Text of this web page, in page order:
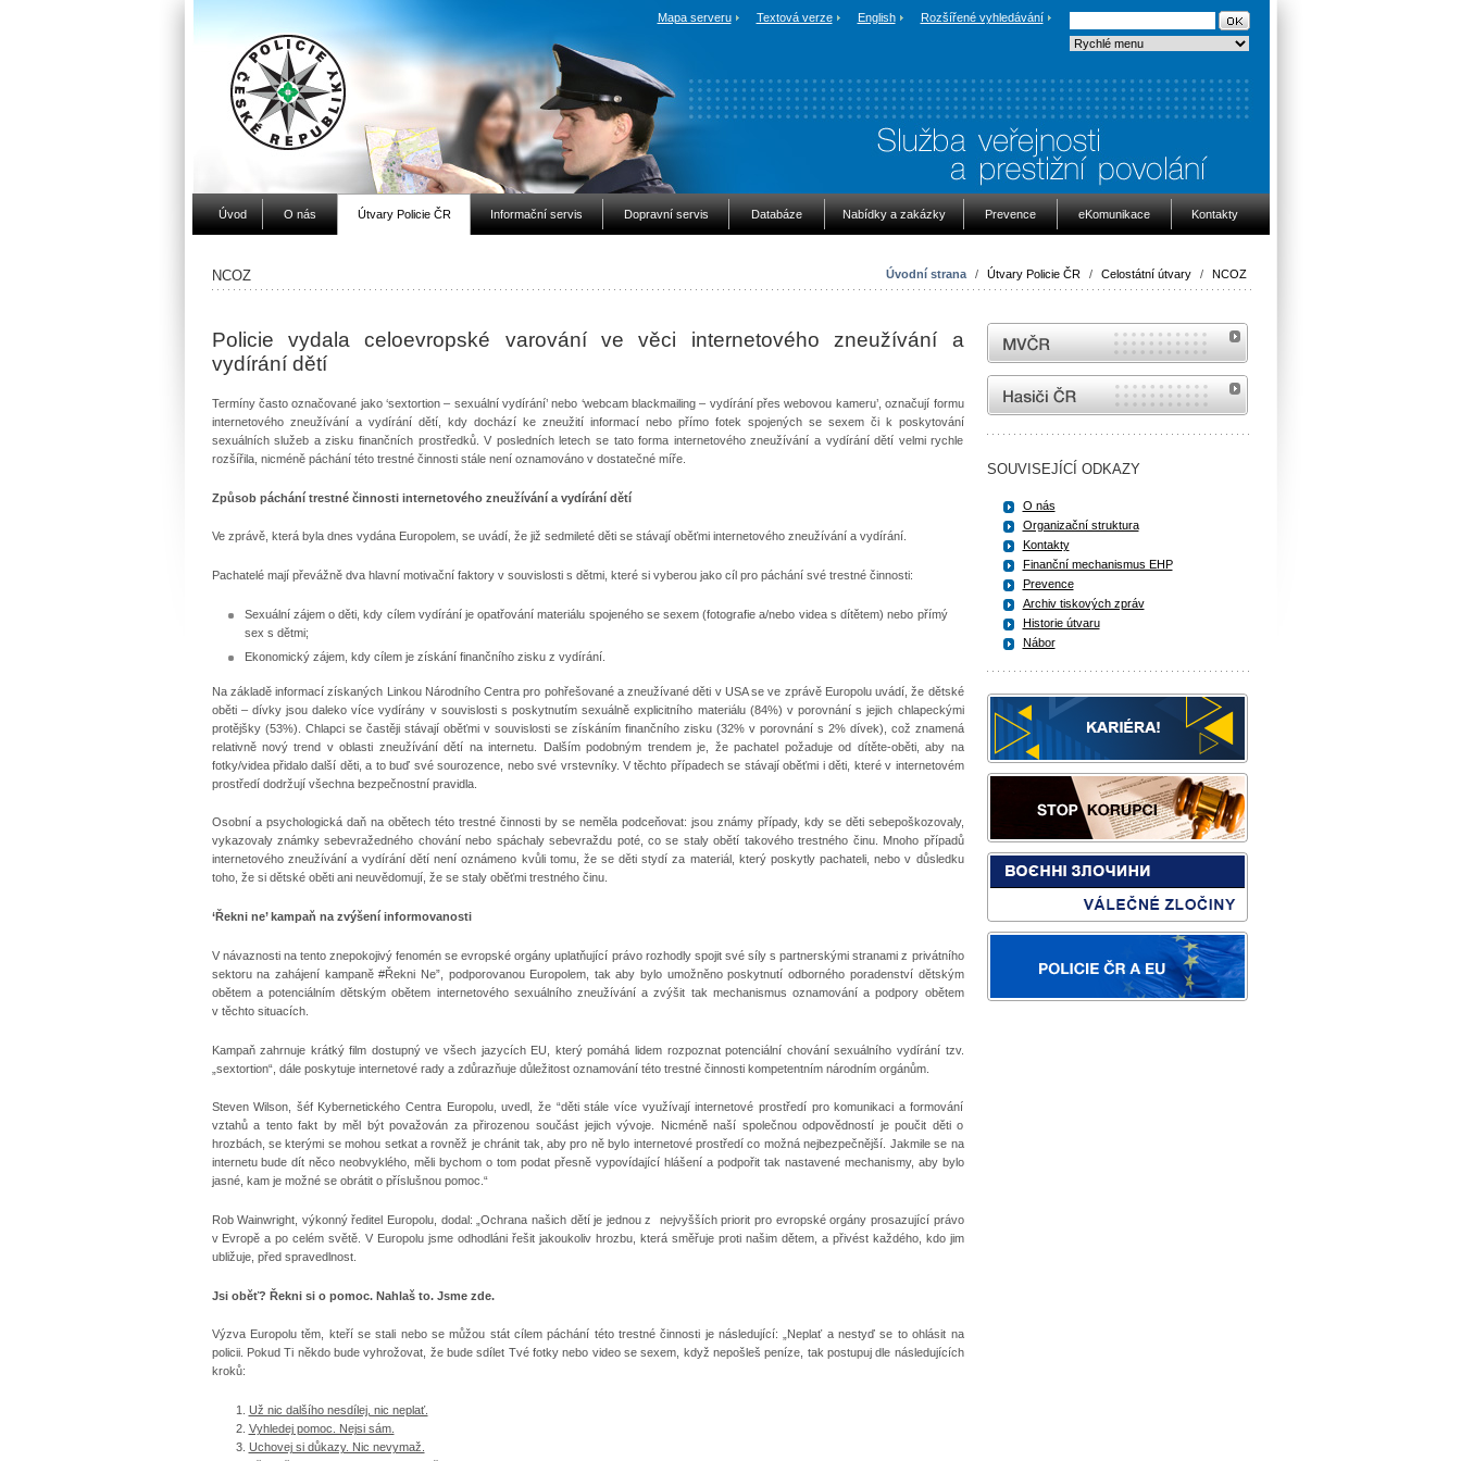
Mapa serveru Textová verze English Rozšířené vyhledávání
Úvod O nás Útvary Policie ČR Informační servis Dopravní servis Databáze Nabídky a zakázky Prevence eKomunikace Kontakty
Úvodní strana / Útvary Policie ČR / Celostátní útvary / NCOZ
NCOZ
Policie vydala celoevropské varování ve věci internetového zneužívání a
vydírání dětí
Termíny často označované jako ‘sextortion – sexuální vydírání’ nebo ‘webcam blackmailing – vydírání přes webovou kameru’, označují formu
internetového zneužívání a vydírání dětí, kdy dochází ke zneužití informací nebo přímo fotek spojených se sexem či k poskytování
sexuálních služeb a zisku finančních prostředků. V posledních letech se tato forma internetového zneužívání a vydírání dětí velmi rychle
rozšířila, nicméně páchání této trestné činnosti stále není oznamováno v dostatečné míře.
Způsob páchání trestné činnosti internetového zneužívání a vydírání dětí
Ve zprávě, která byla dnes vydána Europolem, se uvádí, že již sedmileté děti se stávají oběťmi internetového zneužívání a vydírání.
Pachatelé mají převážně dva hlavní motivační faktory v souvislosti s dětmi, které si vyberou jako cíl pro páchání své trestné činnosti:
Sexuální zájem o děti, kdy cílem vydírání je opatřování materiálu spojeného se sexem (fotografie a/nebo videa s dítětem) nebo přímý
sex s dětmi;
Ekonomický zájem, kdy cílem je získání finančního zisku z vydírání.
Na základě informací získaných Linkou Národního Centra pro pohřešované a zneužívané děti v USA se ve zprávě Europolu uvádí, že dětské
oběti – dívky jsou daleko více vydírány v souvislosti s poskytnutím sexuálně explicitního materiálu (84%) v porovnání s jejich chlapeckými
protějšky (53%). Chlapci se častěji stávají oběťmi v souvislosti se získáním finančního zisku (32% v porovnání s 2% dívek), což znamená
relativně nový trend v oblasti zneužívání dětí na internetu. Dalším podobným trendem je, že pachatel požaduje od dítěte-oběti, aby na
fotky/videa přidalo další děti, a to buď své sourozence, nebo své vrstevníky. V těchto případech se stávají oběťmi i děti, které v internetovém
prostředí dodržují všechna bezpečnostní pravidla.
Osobní a psychologická daň na obětech této trestné činnosti by se neměla podceňovat: jsou známy případy, kdy se děti sebepoškozovaly,
vykazovaly známky sebevražedného chování nebo spáchaly sebevraždu poté, co se staly obětí takového trestného činu. Mnoho případů
internetového zneužívání a vydírání dětí není oznámeno kvůli tomu, že se děti stydí za materiál, který poskytly pachateli, nebo v důsledku
toho, že si dětské oběti ani neuvědomují, že se staly oběťmi trestného činu.
‘Řekni ne’ kampaň na zvýšení informovanosti
V návaznosti na tento znepokojivý fenomén se evropské orgány uplatňující právo rozhodly spojit své síly s partnerskými stranami z privátního
sektoru na zahájení kampaně #Řekni Ne”, podporovanou Europolem, tak aby bylo umožněno poskytnutí odborného poradenství dětským
obětem a potenciálním dětským obětem internetového sexuálního zneužívání a zvýšit tak mechanismus oznamování a podpory obětem
v těchto situacích.
Kampaň zahrnuje krátký film dostupný ve všech jazycích EU, který pomáhá lidem rozpoznat potenciální chování sexuálního vydírání tzv.
„sextortion“, dále poskytuje internetové rady a zdůrazňuje důležitost oznamování této trestné činnosti kompetentním národním orgánům.
Steven Wilson, šéf Kybernetického Centra Europolu, uvedl, že “děti stále více využívají internetové prostředí pro komunikaci a formování
vztahů a tento fakt by měl být považován za přirozenou součást jejich vývoje. Nicméně naší společnou odpovědností je poučit děti o
hrozbách, se kterými se mohou setkat a rovněž je chránit tak, aby pro ně bylo internetové prostředí co možná nejbezpečnější. Jakmile se na
internetu bude dít něco neobvyklého, měli bychom o tom podat přesně vypovídající hlášení a podpořit tak nastavené mechanismy, aby bylo
jasné, kam je možné se obrátit o příslušnou pomoc.“
Rob Wainwright, výkonný ředitel Europolu, dodal: „Ochrana našich dětí je jednou z nejvyšších priorit pro evropské orgány prosazující právo
v Evropě a po celém světě. V Europolu jsme odhodláni řešit jakoukoliv hrozbu, která směřuje proti našim dětem, a přivést každého, kdo jim
ubližuje, před spravedlnost.
Jsi oběť? Řekni si o pomoc. Nahlaš to. Jsme zde.
Výzva Europolu těm, kteří se stali nebo se můžou stát cílem páchání této trestné činnosti je následující: „Neplať a nestyď se to ohlásit na
policii. Pokud Ti někdo bude vyhrožovat, že bude sdílet Tvé fotky nebo video se sexem, když nepošleš peníze, tak postupuj dle následujících
kroků:
Už nic dalšího nesdílej, nic neplať.
Vyhledej pomoc. Nejsi sám.
Uchovej si důkazy. Nic nevymaž.
MVČR
internetové stránky Hasiči ČR
SOUVISEJÍCÍ ODKAZY
O nás
Organizační struktura
Kontakty
Finanční mechanismus EHP
Prevence
Archiv tiskových zpráv
Historie útvaru
Nábor